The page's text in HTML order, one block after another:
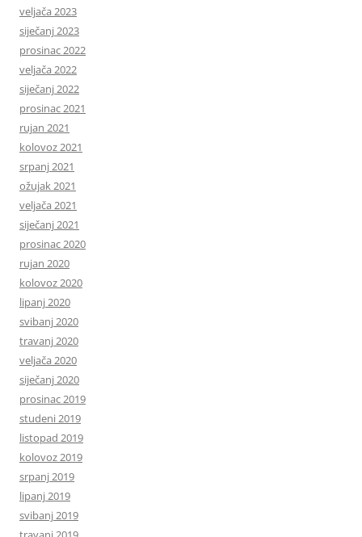
veljača 2023
siječanj 2023
prosinac 2022
veljača 2022
siječanj 2022
prosinac 2021
rujan 2021
kolovoz 2021
srpanj 2021
ožujak 2021
veljača 2021
siječanj 2021
prosinac 2020
rujan 2020
kolovoz 2020
lipanj 2020
svibanj 2020
travanj 2020
veljača 2020
siječanj 2020
prosinac 2019
studeni 2019
listopad 2019
kolovoz 2019
srpanj 2019
lipanj 2019
svibanj 2019